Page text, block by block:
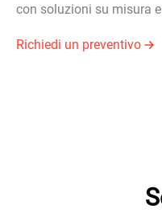
con soluzioni su misura
Richiedi un preventivo